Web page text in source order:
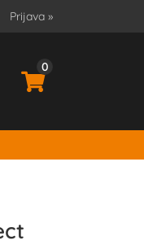
Prijava »
0